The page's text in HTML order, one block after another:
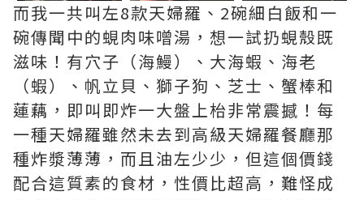
而我一共叫左8款天婦羅、2碗細白飯和一
碗傳聞中的蜆肉味噌湯，想一試扔蜆殼既
滋味！有穴子（海鰻）、大海蝦、海老
（蝦）、帆立貝、獅子狗、芝士、蟹棒和
蓮藕，即叫即炸一大盤上枱非常震撼！每
一種天婦羅雖然未去到高級天婦羅餐廳那
種炸漿薄薄，而且油左少少，但這個價錢
配合這質素的食材，性價比超高，難怪成